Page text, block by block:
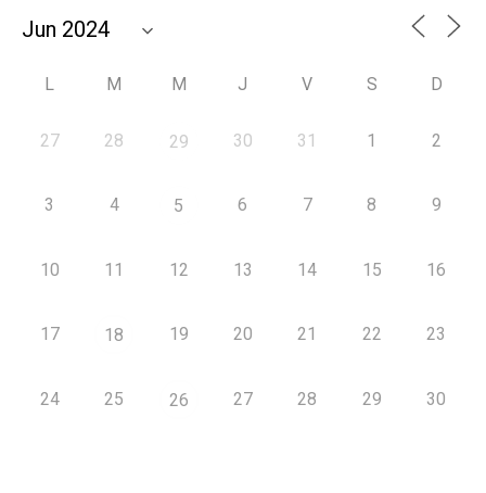
L M M J V S D
27 28 29 30 31 1 2
3 4 5 6 7 8 9
10 11 12 13 14 15 16
17 18 19 20 21 22 23
24 25 26 27 28 29 30